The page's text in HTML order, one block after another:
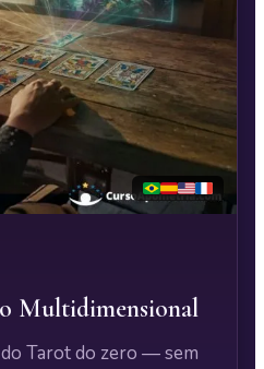
Multidimensional
Tarot do zero — sem